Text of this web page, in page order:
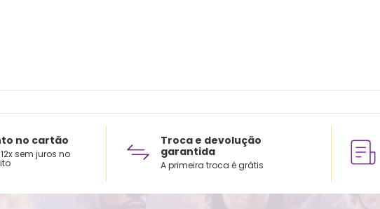
no cartão
sem juros no
Troca e devolução
garantida
A primeira troca é grátis